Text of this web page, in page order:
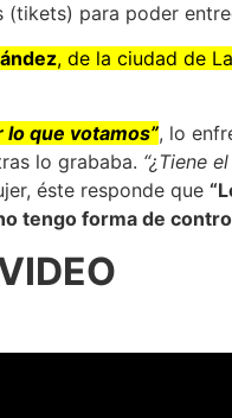
para poder
z, de la ciudad de
que votamos”, lo
lo grababa. “¿Tiene
éste responde que
tengo forma de